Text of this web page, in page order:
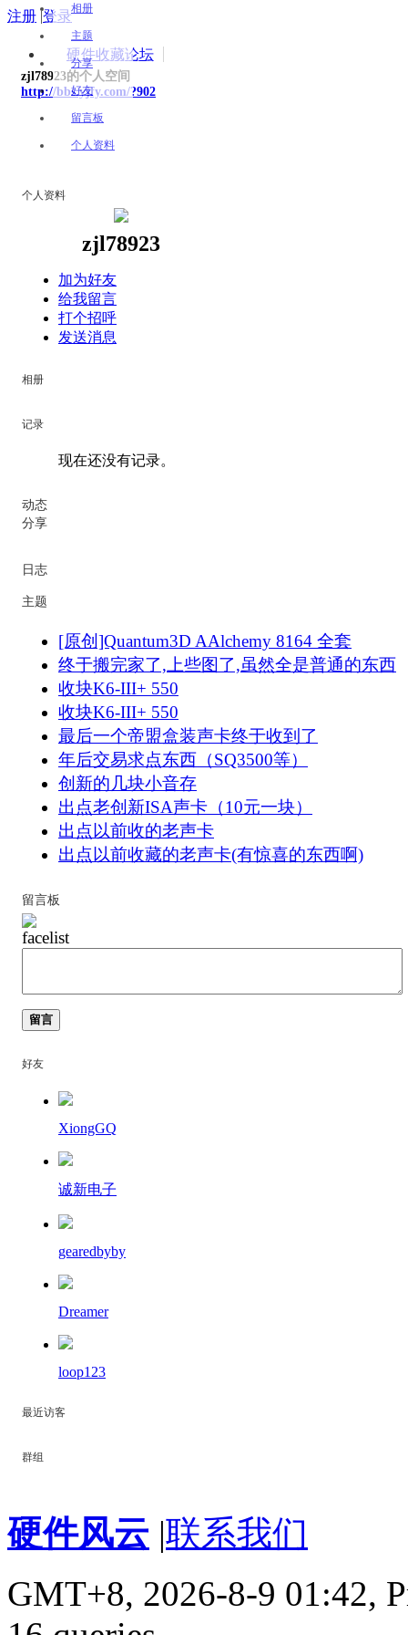
注册 |登录
硬件收藏论坛
zjl78923的个人空间
http://bbs.yjfy.com/?902
相册
主题
分享
好友
留言板
个人资料
个人资料
zjl78923
加为好友
给我留言
打个招呼
发送消息
相册
记录
现在还没有记录。
动态
分享
日志
主题
[原创]Quantum3D AAlchemy 8164 全套
终于搬完家了,上些图了,虽然全是普通的东西
收块K6-III+ 550
收块K6-III+ 550
最后一个帝盟盒装声卡终于收到了
年后交易求点东西（SQ3500等）
创新的几块小音存
出点老创新ISA声卡（10元一块）
出点以前收的老声卡
出点以前收藏的老声卡(有惊喜的东西啊)
留言板
留言
好友
XiongGQ
诚新电子
gearedbyby
Dreamer
loop123
最近访客
群组
硬件风云 |联系我们
GMT+8, 2026-8-9 01:42,